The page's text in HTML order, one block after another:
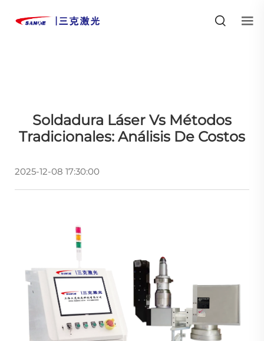
Soldadura Láser Vs Métodos
Tradicionales: Análisis De Costos
2025-12-08 17:30:00